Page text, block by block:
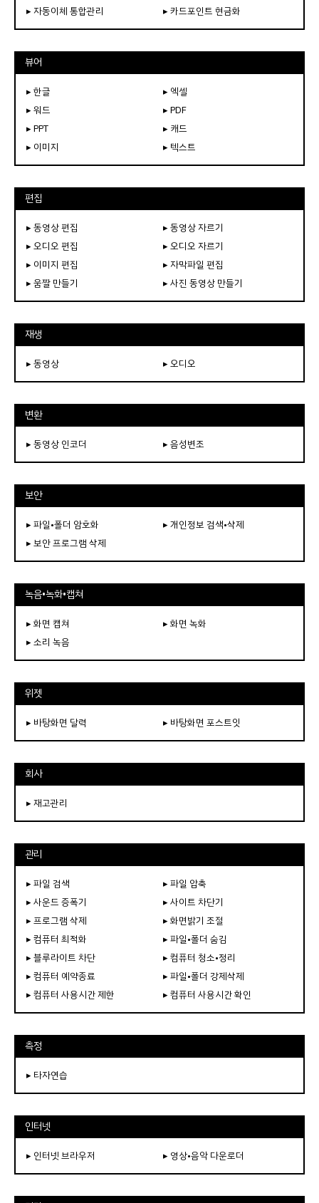
▸ 자동이체 통합관리
▸ 카드포인트 현금화
뷰어
▸ 한글
▸ 엑셀
▸ 워드
▸ PDF
▸ PPT
▸ 캐드
▸ 이미지
▸ 텍스트
편집
▸ 동영상 편집
▸ 동영상 자르기
▸ 오디오 편집
▸ 오디오 자르기
▸ 이미지 편집
▸ 자막파일 편집
▸ 움짤 만들기
▸ 사진 동영상 만들기
재생
▸ 동영상 ▸ 오디오
변환
▸ 동영상 인코더 ▸ 음성변조
보안
▸ 파일•폴더 암호화
▸ 개인정보 검색•삭제
▸ 보안 프로그램 삭제
녹음•녹화•캡쳐
▸ 화면 캡쳐
▸ 화면 녹화
▸ 소리 녹음
위젯
▸ 바탕화면 달력 ▸ 바탕화면 포스트잇
회사
▸ 재고관리
관리
▸ 파일 검색
▸ 파일 압축
▸ 사운드 증폭기
▸ 사이트 차단기
▸ 프로그램 삭제
▸ 화면밝기 조절
▸ 컴퓨터 최적화
▸ 파일•폴더 숨김
▸ 블루라이트 차단
▸ 컴퓨터 청소•정리
▸ 컴퓨터 예약종료
▸ 파일•폴더 강제삭제
▸ 컴퓨터 사용시간 제한
▸ 컴퓨터 사용시간 확인
측정
▸ 타자연습
인터넷
▸ 인터넷 브라우저 ▸ 영상•음악 다운로더